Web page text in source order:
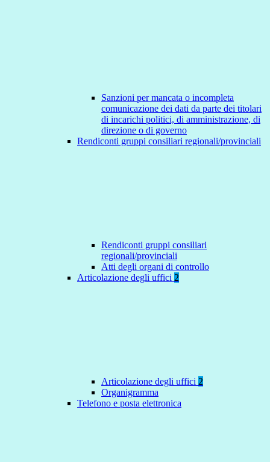
Sanzioni per mancata o incompleta
comunicazione dei dati da parte dei titolari
di incarichi politici, di amministrazione, di
direzione o di governo
Rendiconti gruppi consiliari regionali/provinciali
Rendiconti gruppi consiliari
regionali/provinciali
Atti degli organi di controllo
Articolazione degli uffici 2
Articolazione degli uffici 2
Organigramma
Telefono e posta elettronica